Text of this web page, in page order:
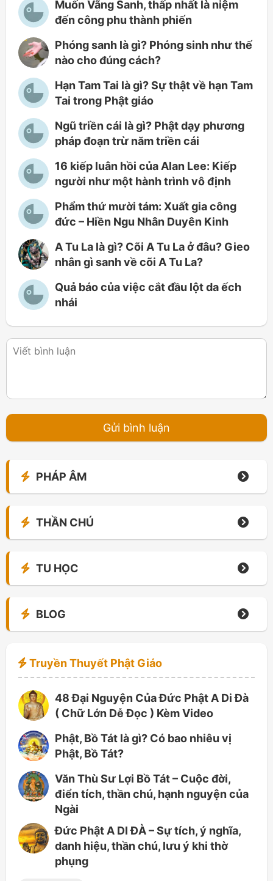
Muốn Vãng Sanh, thấp nhất là niệm
đến công phu thành phiến
Phóng sanh là gì? Phóng sinh như thế
nào cho đúng cách?
Hạn Tam Tai là gì? Sự thật về hạn Tam
Tai trong Phật giáo
Ngũ triền cái là gì? Phật dạy phương
pháp đoạn trừ năm triền cái
16 kiếp luân hồi của Alan Lee: Kiếp
người như một hành trình vô định
Phẩm thứ mười tám: Xuất gia công
đức – Hiền Ngu Nhân Duyên Kinh
A Tu La là gì? Cõi A Tu La ở đâu? Gieo
nhân gì sanh về cõi A Tu La?
Quả báo của việc cắt đầu lột da ếch
nhái
PHÁP ÂM
THẦN CHÚ
TU HỌC
BLOG
Truyền Thuyết Phật Giáo
48 Đại Nguyện Của Đức Phật A Di Đà
( Chữ Lớn Dễ Đọc ) Kèm Video
Phật, Bồ Tát là gì? Có bao nhiêu vị
Phật, Bồ Tát?
Văn Thù Sư Lợi Bồ Tát – Cuộc đời,
điển tích, thần chú, hạnh nguyện của
Ngài
Đức Phật A DI ĐÀ – Sự tích, ý nghĩa,
danh hiệu, thần chú, lưu ý khi thờ
phụng